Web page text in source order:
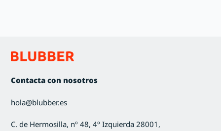
Contacta con nosotros
hola@blubber.es
C. de Hermosilla, nº 48, 4º Izquierda 28001,